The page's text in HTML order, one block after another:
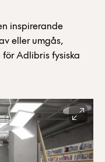
inspirerande
eller umgås,
Adlibris fysiska